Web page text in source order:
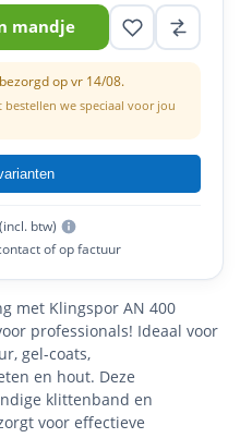
met Klingspor AN 400
professionals! Ideaal voor
gel-coats,
en hout. Deze
klittenband en
voor effectieve
mandje
op vr 14/08.
we speciaal voor jou
btw)
of op factuur